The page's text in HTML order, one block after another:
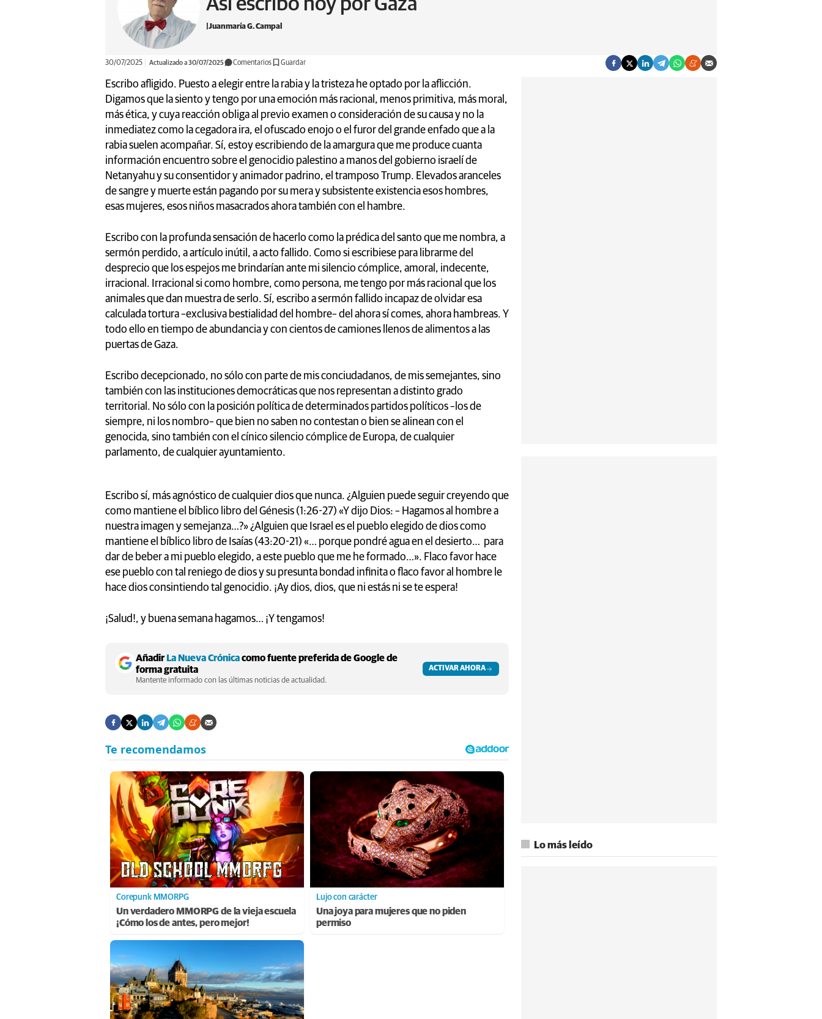
Juanmaría G. Campal
30/07/2025 Actualizado a 30/07/2025 Comentarios Guardar
Escribo afligido. Puesto a elegir entre la rabia y la tristeza he optado por la aflicción.
Digamos que la siento y tengo por una emoción más racional, menos primitiva, más moral,
más ética, y cuya reacción obliga al previo examen o consideración de su causa y no la
inmediatez como la cegadora ira, el ofuscado enojo o el furor del grande enfado que a la
rabia suelen acompañar. Sí, estoy escribiendo de la amargura que me produce cuanta
información encuentro sobre el genocidio palestino a manos del gobierno israelí de
Netanyahu y su consentidor y animador padrino, el tramposo Trump. Elevados aranceles
de sangre y muerte están pagando por su mera y subsistente existencia esos hombres,
esas mujeres, esos niños masacrados ahora también con el hambre.
Escribo con la profunda sensación de hacerlo como la prédica del santo que me nombra, a
sermón perdido, a artículo inútil, a acto fallido. Como si escribiese para librarme del
desprecio que los espejos me brindarían ante mi silencio cómplice, amoral, indecente,
irracional. Irracional si como hombre, como persona, me tengo por más racional que los
animales que dan muestra de serlo. Sí, escribo a sermón fallido incapaz de olvidar esa
calculada tortura –exclusiva bestialidad del hombre– del ahora sí comes, ahora hambreas. Y
todo ello en tiempo de abundancia y con cientos de camiones llenos de alimentos a las
puertas de Gaza.
Escribo decepcionado, no sólo con parte de mis conciudadanos, de mis semejantes, sino
también con las instituciones democráticas que nos representan a distinto grado
territorial. No sólo con la posición política de determinados partidos políticos –los de
siempre, ni los nombro– que bien no saben no contestan o bien se alinean con el
genocida, sino también con el cínico silencio cómplice de Europa, de cualquier
parlamento, de cualquier ayuntamiento.
Escribo sí, más agnóstico de cualquier dios que nunca. ¿Alguien puede seguir creyendo que
como mantiene el bíblico libro del Génesis (1:26-27) «Y dijo Dios: – Hagamos al hombre a
nuestra imagen y semejanza…?» ¿Alguien que Israel es el pueblo elegido de dios como
mantiene el bíblico libro de Isaías (43:20-21) «… porque pondré agua en el desierto… para
dar de beber a mi pueblo elegido, a este pueblo que me he formado…». Flaco favor hace
ese pueblo con tal reniego de dios y su presunta bondad infinita o flaco favor al hombre le
hace dios consintiendo tal genocidio. ¡Ay dios, dios, que ni estás ni se te espera!
¡Salud!, y buena semana hagamos… ¡Y tengamos!
Añadir La Nueva Crónicacomo fuente preferida de Google de
forma gratuita
Mantente informado con las últimas noticias de actualidad.
ACTIVAR AHORA
Corepunk MMORPG
Un verdadero MMORPG de la vieja escuela
¡Cómo los de antes, pero mejor!
Lujo con carácter
Una joya para mujeres que no piden
permiso
Lo más leído